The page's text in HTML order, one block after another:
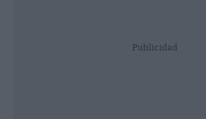
Publicidad